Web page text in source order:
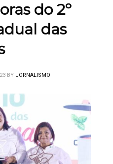
do 2º
das
BY JORNALISMO